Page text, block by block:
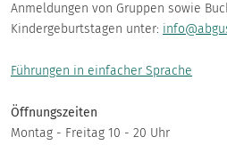
Anmeldungen von Gruppen sowie
Kindergeburtstagen unter:
Führungen in einfacher Sprache
Öffnungszeiten
Montag - Freitag 10 - 20 Uhr